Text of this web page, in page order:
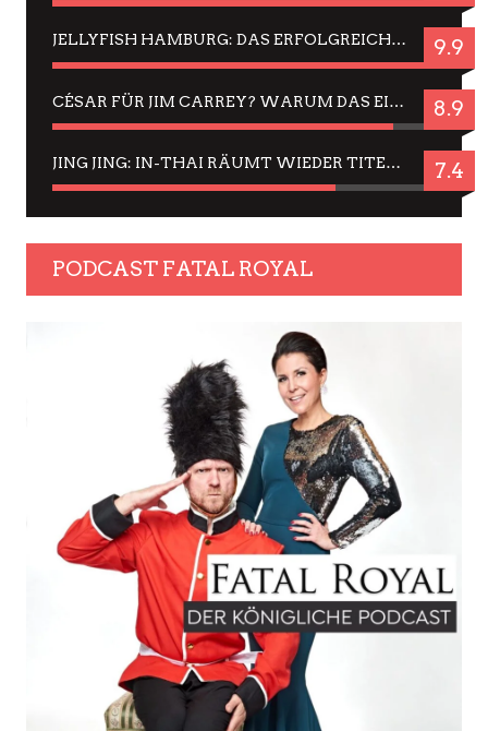
JELLYFISH HAMBURG: DAS ERFOLGREICHE SOMMER-MENÜ 2025 IN GEFÜHLEN UND BILDERN 9.9
CÉSAR FÜR JIM CARREY? WARUM DAS EINER DER NERVIGSTEN ACTORS IST UND BLEIBT 8.9
JING JING: IN-THAI RÄUMT WIEDER TITEL AB – EIN ZWEI-STUNDEN-ERLEBNISBERICHT 7.4
PODCAST FATAL ROYAL